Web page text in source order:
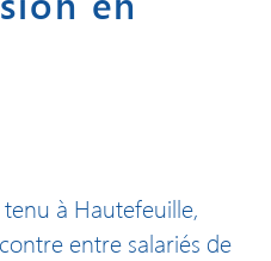
tenu à Hautefeuille,
entre salariés de